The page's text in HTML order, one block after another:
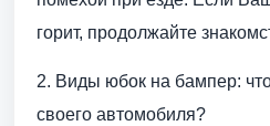
горит, продолжайте
2. Виды юбок на бампер:
своего автомобиля?